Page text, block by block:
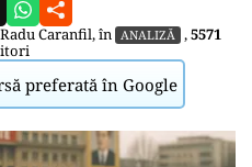
Radu Caranfil, în ANALIZĂ ,5571
preferată în Google